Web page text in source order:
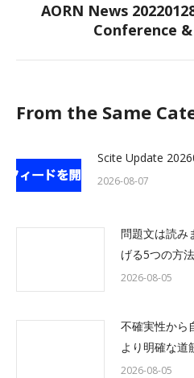
AORN News
Conference
From the Same
Scite Update
2026-08-07
問題文は読み
げる5つの方法
2026-08-05
不確実性から
より明確な道
2026-08-05